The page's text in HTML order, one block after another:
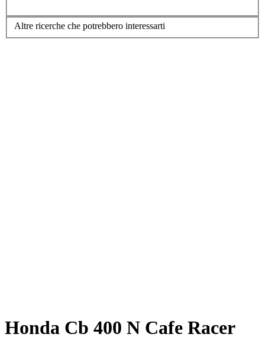
Altre ricerche che potrebbero interessarti
Honda Cb 400 N Cafe Racer